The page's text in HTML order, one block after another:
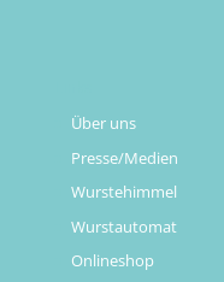
Über uns
Presse/Medien
Wurstehimmel
Wurstautomat
Onlineshop